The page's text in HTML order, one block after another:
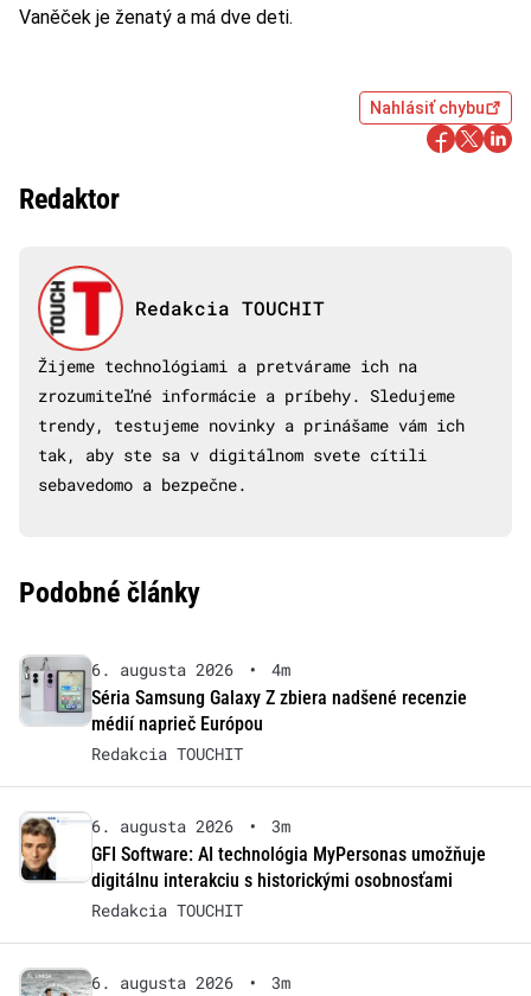
Vaněček je ženatý a má dve deti.
Nahlásiť chybu
Redaktor
Redakcia TOUCHIT
Žijeme technológiami a pretvárame ich na
zrozumiteľné informácie a príbehy. Sledujeme
trendy, testujeme novinky a prinášame vám ich
tak, aby ste sa v digitálnom svete cítili
sebavedomo a bezpečne.
Podobné články
6. augusta 2026 •
4m
Séria Samsung Galaxy Z zbiera nadšené recenzie
médií naprieč Európou
Redakcia TOUCHIT
6. augusta 2026 •
3m
GFI Software: AI technológia MyPersonas umožňuje
digitálnu interakciu s historickými osobnosťami
Redakcia TOUCHIT
6. augusta 2026 •
3m